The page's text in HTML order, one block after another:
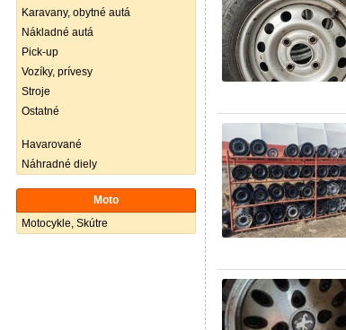
Karavany, obytné autá
Nákladné autá
Pick-up
Vozíky, prívesy
Stroje
Ostatné
Havarované
Náhradné diely
Moto
Motocykle, Skútre